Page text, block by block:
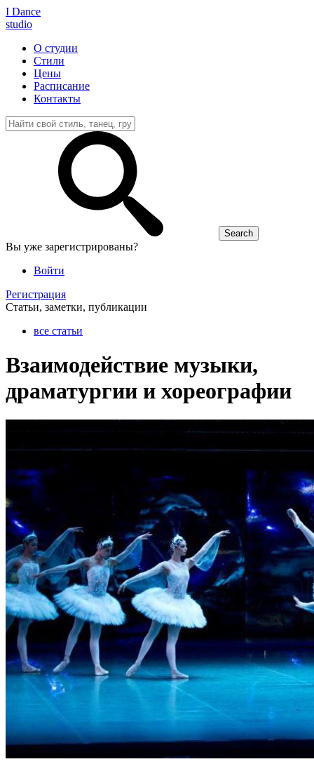
I Dance
studio
О студии
Стили
Цены
Расписание
Контакты
Вы уже зарегистрированы?
Войти
Регистрация
Статьи, заметки, публикации
все статьи
Взаимодействие музыки,
драматургии и хореографии